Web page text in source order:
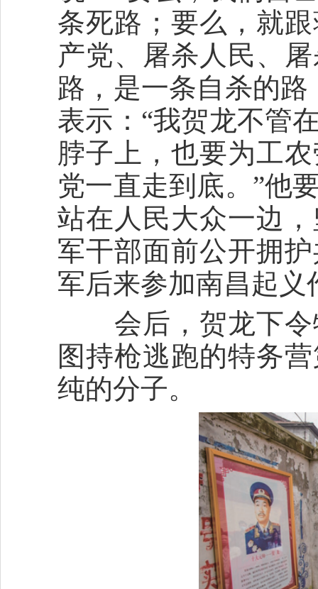
条死路；要么，就
产党、屠杀人民、
路，是一条自杀的
表示：“我贺龙不管
脖子上，也要为工
党一直走到底。”他
站在人民大众一边
军干部面前公开拥
军后来参加南昌起
会后，贺龙下令
图持枪逃跑的特务
纯的分子。